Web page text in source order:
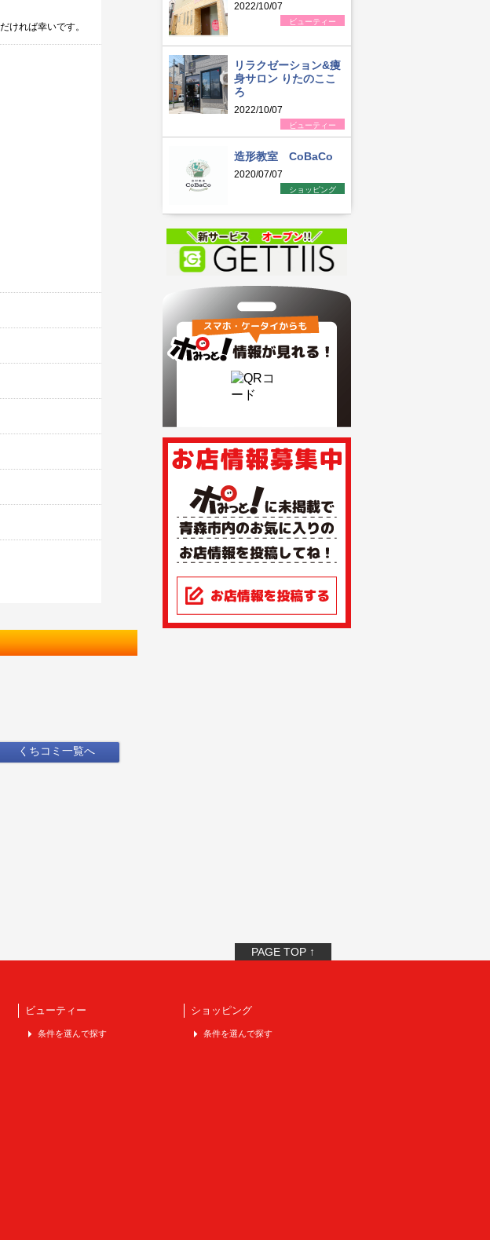
ければ幸いです。
くちコミ一覧へ
2022/10/07
ビューティー
リラクゼーション&痩
身サロン りたのここ
ろ
2022/10/07
ビューティー
造形教室 CoBaCo
2020/07/07
ショッピング
PAGE TOP ↑
ビューティー
条件を選んで探す
ショッピング
条件を選んで探す